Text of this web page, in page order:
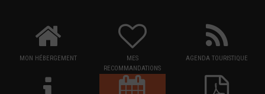
MON HÉBERGEMENT
MES
RECOMMANDATIONS
AGENDA TOURISTIQUE